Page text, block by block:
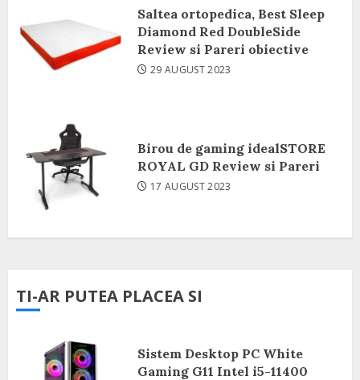
Saltea ortopedica, Best Sleep
Diamond Red DoubleSide
Review si Pareri obiective
29 AUGUST 2023
Birou de gaming idealSTORE
ROYAL GD Review si Pareri
17 AUGUST 2023
TI-AR PUTEA PLACEA SI
Sistem Desktop PC White
Gaming G11 Intel i5-11400